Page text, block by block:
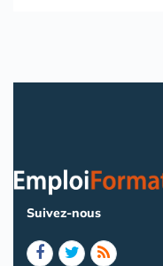
Suivez-nous